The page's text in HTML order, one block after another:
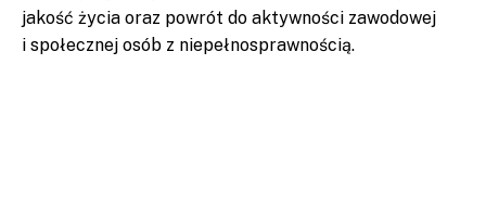
jakość życia oraz powrót do aktywności zawodowej
i społecznej osób z niepełnosprawnością.